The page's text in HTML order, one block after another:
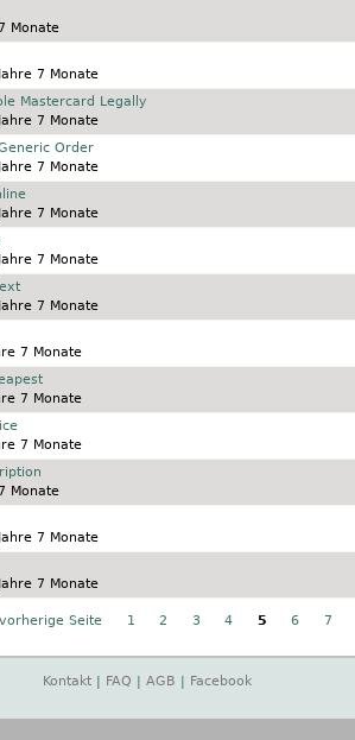
Monate
7 Monate
Mastercard Legally
7 Monate
Order
7 Monate
7 Monate
7 Monate
7 Monate
7 Monate
7 Monate
7 Monate
Monate
7 Monate
7 Monate
vorherige Seite 1 2 3 4 5 6 7
Kontakt FAQ AGB Facebook